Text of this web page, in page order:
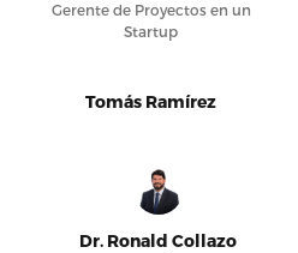
Gerente de Proyectos en un
Startup
Tomás Ramírez
Dr. Ronald Collazo